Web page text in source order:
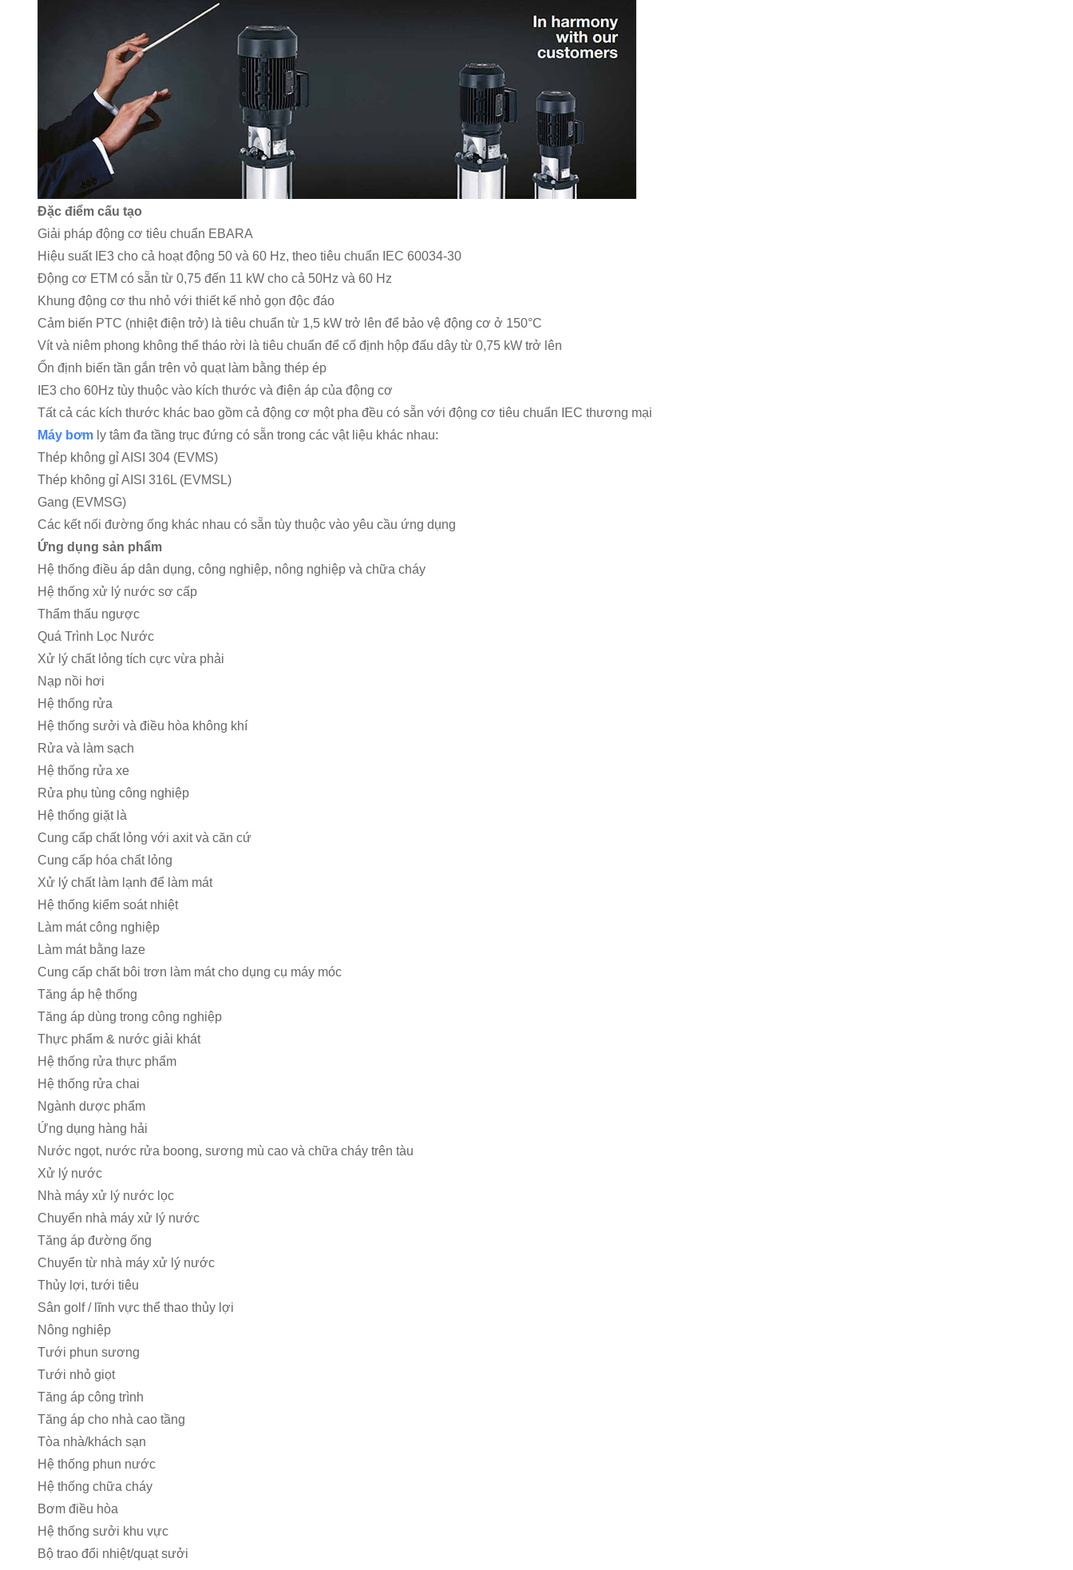
Đặc điểm cấu tạo
Giải pháp động cơ tiêu chuẩn EBARA
Hiệu suất IE3 cho cả hoạt động 50 và 60 Hz, theo tiêu chuẩn IEC 60034-30
Động cơ ETM có sẵn từ 0,75 đến 11 kW cho cả 50Hz và 60 Hz
Khung động cơ thu nhỏ với thiết kế nhỏ gọn độc đáo
Cảm biến PTC (nhiệt điện trở) là tiêu chuẩn từ 1,5 kW trở lên để bảo vệ động cơ ở 150°C
Vít và niêm phong không thể tháo rời là tiêu chuẩn để cố định hộp đấu dây từ 0,75 kW trở lên
Ổn định biến tần gắn trên vỏ quạt làm bằng thép ép
IE3 cho 60Hz tùy thuộc vào kích thước và điện áp của động cơ
Tất cả các kích thước khác bao gồm cả động cơ một pha đều có sẵn với động cơ tiêu chuẩn IEC thương mại
Máy bơm ly tâm đa tầng trục đứng có sẵn trong các vật liệu khác nhau:
Thép không gỉ AISI 304 (EVMS)
Thép không gỉ AISI 316L (EVMSL)
Gang (EVMSG)
Các kết nối đường ống khác nhau có sẵn tùy thuộc vào yêu cầu ứng dụng
Ứng dụng sản phẩm
Hệ thống điều áp dân dụng, công nghiệp, nông nghiệp và chữa cháy
Hệ thống xử lý nước sơ cấp
Thẩm thấu ngược
Quá Trình Lọc Nước
Xử lý chất lỏng tích cực vừa phải
Nạp nồi hơi
Hệ thống rửa
Hệ thống sưởi và điều hòa không khí
Rửa và làm sạch
Hệ thống rửa xe
Rửa phụ tùng công nghiệp
Hệ thống giặt là
Cung cấp chất lỏng với axit và căn cứ
Cung cấp hóa chất lỏng
Xử lý chất làm lạnh để làm mát
Hệ thống kiểm soát nhiệt
Làm mát công nghiệp
Làm mát bằng laze
Cung cấp chất bôi trơn làm mát cho dụng cụ máy móc
Tăng áp hệ thống
Tăng áp dùng trong công nghiệp
Thực phẩm & nước giải khát
Hệ thống rửa thực phẩm
Hệ thống rửa chai
Ngành dược phẩm
Ứng dụng hàng hải
Nước ngọt, nước rửa boong, sương mù cao và chữa cháy trên tàu
Xử lý nước
Nhà máy xử lý nước lọc
Chuyển nhà máy xử lý nước
Tăng áp đường ống
Chuyển từ nhà máy xử lý nước
Thủy lợi, tưới tiêu
Sân golf / lĩnh vực thể thao thủy lợi
Nông nghiệp
Tưới phun sương
Tưới nhỏ giọt
Tăng áp công trình
Tăng áp cho nhà cao tầng
Tòa nhà/khách sạn
Hệ thống phun nước
Hệ thống chữa cháy
Bơm điều hòa
Hệ thống sưởi khu vực
Bộ trao đổi nhiệt/quạt sưởi